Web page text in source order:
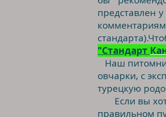
представлен
"Стандарт
Наш
овчарки, с
турецкую
Если вы
правильном